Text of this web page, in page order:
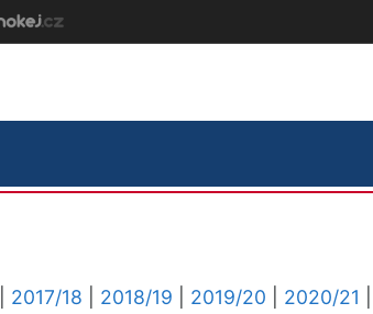
2017/18 2018/19 2019/20 2020/21